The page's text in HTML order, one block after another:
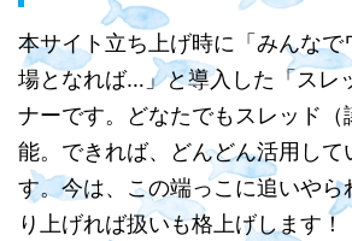
本サイト立ち上げ時に「みんなで
場となれば…」と導入した「スレ
ナーです。どなたでもスレッド（
能。できれば、どんどん活用して
す。今は、この端っこに追いやら
り上げれば扱いも格上げします！